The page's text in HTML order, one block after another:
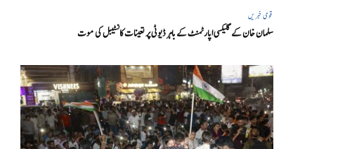
قومی خبریں
سلمان خان کے گلیکسی اپارٹمنٹ کے باہر ڈیوٹی پر تعینات کانسٹیبل کی موت